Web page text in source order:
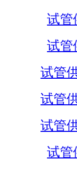
试管
试管
试管
试管
试管
试管